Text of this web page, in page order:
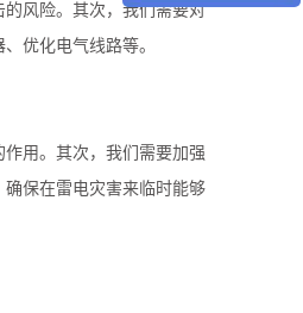
风险。其次，我们需要对
优化电气线路等。
用。其次，我们需要加强
保在雷电灾害来临时能够